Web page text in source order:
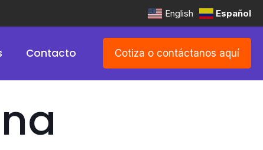
Contacto Cotiza o contáctanos aquí
English Español